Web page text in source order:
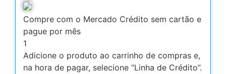
Compre com o Mercado Crédito sem cartão e
pague por mês
1
Adicione o produto ao carrinho de compras e,
na hora de pagar, selecione “Linha de Crédito”.